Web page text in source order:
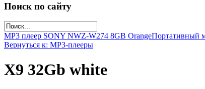
Поиск по сайту
MP3 плеер SONY NWZ-W274 8GB OrangeПортативный
Вернуться к: МР3-плееры
X9 32Gb white